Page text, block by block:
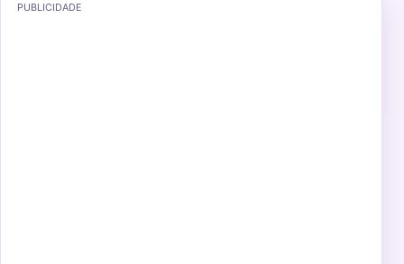
PUBLICIDADE